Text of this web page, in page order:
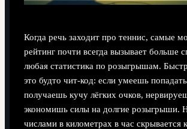
Когда речь заходит про теннис, самые
рейтинг почти всегда вызывает больше
любая статистика по розыгрышам.
это будто чит-код: если умеешь
получаешь кучу лёгких очков,
экономишь силы на долгие розыгрыши.
числами в километрах в час скрывается